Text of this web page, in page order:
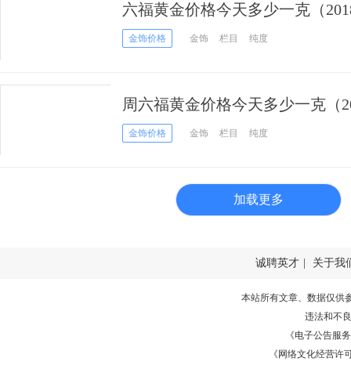
六福黄金价格今天多少一克（
金饰价格 金饰 栏目 纯度
周六福黄金价格今天多少一克（
金饰价格 金饰 栏目 纯度
加载更多
诚聘英才 关于我
本站所有文章、数据仅供
违法和不
《电子公告服务
《网络文化经营许